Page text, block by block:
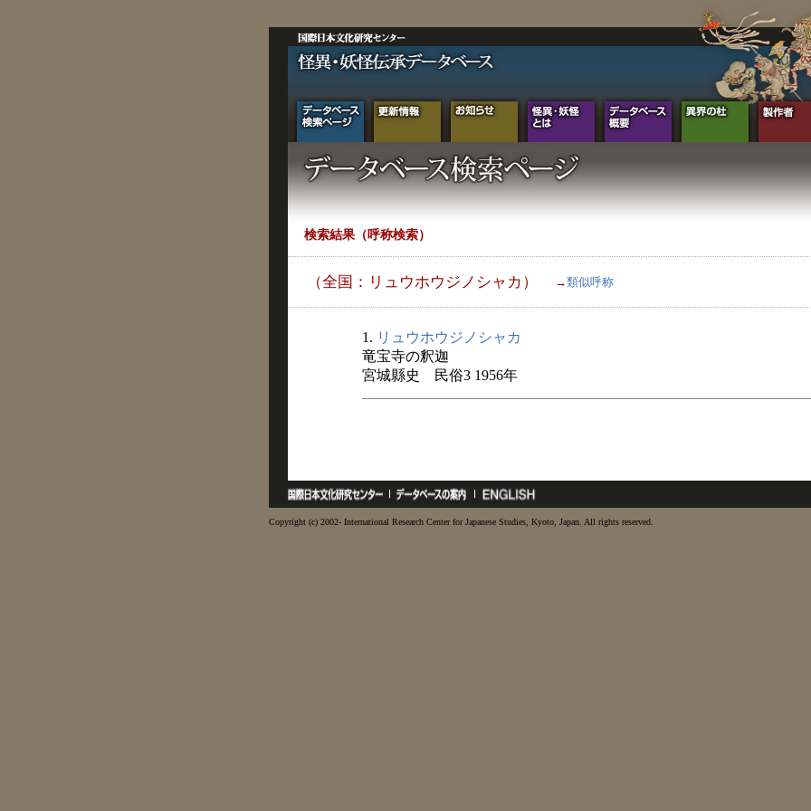
検索結果（呼称検索）
（全国：リュウホウジノシャカ） →類似呼称
1. リュウホウジノシャカ
竜宝寺の釈迦
宮城縣史 民俗3 1956年
Copyright (c) 2002- International Research Center for Japanese Studies, Kyoto, Japan. All rights reserved.